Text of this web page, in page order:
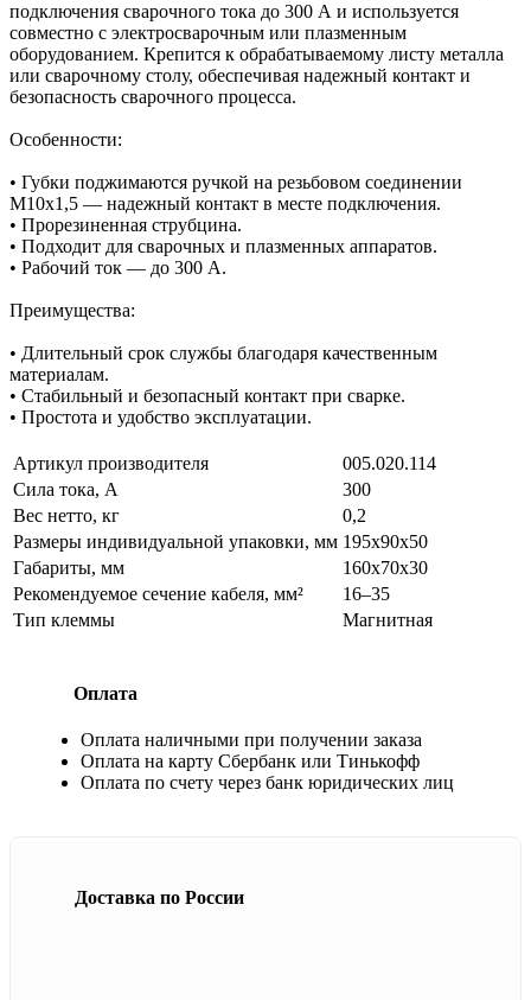
подключения сварочного тока до 300 А и используется
совместно с электросварочным или плазменным
оборудованием. Крепится к обрабатываемому листу металла
или сварочному столу, обеспечивая надежный контакт и
безопасность сварочного процесса.
Особенности:
• Губки поджимаются ручкой на резьбовом соединении
М10х1,5 — надежный контакт в месте подключения.
• Прорезиненная струбцина.
• Подходит для сварочных и плазменных аппаратов.
• Рабочий ток — до 300 А.
Преимущества:
• Длительный срок службы благодаря качественным
материалам.
• Стабильный и безопасный контакт при сварке.
• Простота и удобство эксплуатации.
Артикул производителя
005.020.114
Сила тока, А
300
Вес нетто, кг
0,2
Размеры индивидуальной упаковки, мм 195х90х50
Габариты, мм
160х70х30
Рекомендуемое сечение кабеля, мм²
16–35
Тип клеммы
Магнитная
Оплата
Оплата наличными при получении заказа
Оплата на карту Сбербанк или Тинькофф
Оплата по счету через банк юридических лиц
Доставка по России